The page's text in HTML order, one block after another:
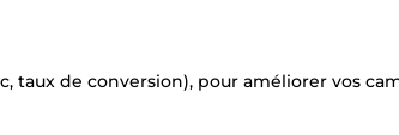
taux de conversion), pour améliorer vos